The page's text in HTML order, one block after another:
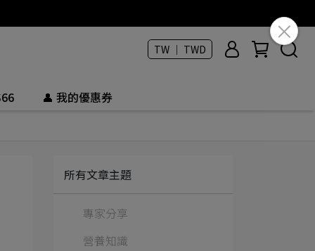
TW ｜ TWD
👤 我的優惠券
所有文章主題
專家分享
營養知識